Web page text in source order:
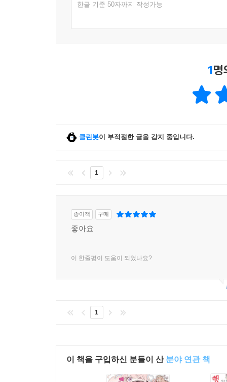
한글 기준 50자까지 작성가능
1명
클린봇이 부적절한 글을 감지 중입니다.
1
종이책 구매
좋아요
이 한줄평이 도움이 되었나요?
1
이 책을 구입하신 분들이 산 분야 연관 책